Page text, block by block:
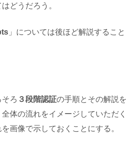
どうだろう。
」については後ほど解説すること
ろ ３段階認証の手順とその解説を
体の流れをイメージしていただく
画像で示しておくことにする。